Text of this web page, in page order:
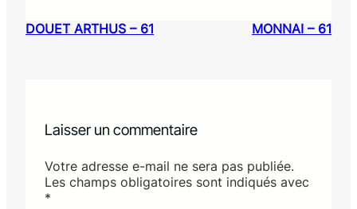
DOUET ARTHUS – 61 MONNAI – 61
Laisser un commentaire
Votre adresse e-mail ne sera pas publiée.
Les champs obligatoires sont indiqués avec
*